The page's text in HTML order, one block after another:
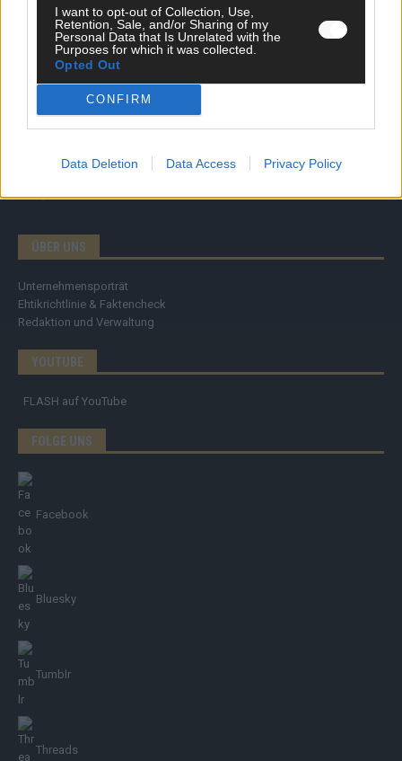
I want to opt-out of Collection, Use,
Retention, Sale, and/or Sharing of my
Personal Data that Is Unrelated with the
Purposes for which it was collected.
Opted Out
CONFIRM
Data Deletion Data Access Privacy Policy
Meinung
Streams & Storys
Eurovision
FLASH – DAS VIDEOPORTAL
ÜBER UNS
Unternehmensporträt
Ehtikrichtlinie & Faktencheck
Redaktion und Verwaltung
YOUTUBE
FLASH auf YouTube
FOLGE UNS
Facebook
Bluesky
Tumblr
Threads